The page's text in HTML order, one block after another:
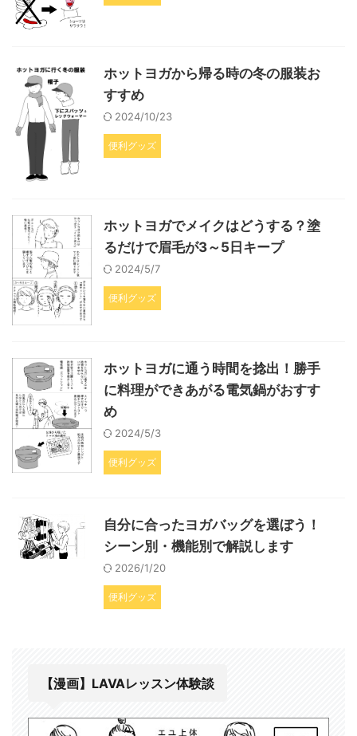
ホットヨガから帰る時の冬の服装お
すすめ
2024/10/23
便利グッズ
ホットヨガでメイクはどうする？塗
るだけで眉毛が3～5日キープ
2024/5/7
便利グッズ
ホットヨガに通う時間を捻出！勝手
に料理ができあがる電気鍋がおすす
め
2024/5/3
便利グッズ
自分に合ったヨガバッグを選ぼう！
シーン別・機能別で解説します
2026/1/20
便利グッズ
【漫画】LAVAレッスン体験談